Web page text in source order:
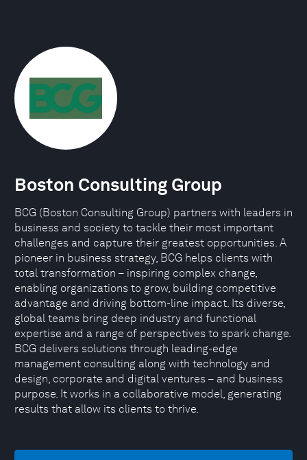
Boston Consulting Group
BCG (Boston Consulting Group) partners with leaders in
business and society to tackle their most important
challenges and capture their greatest opportunities. A
pioneer in business strategy, BCG helps clients with
total transformation – inspiring complex change,
enabling organizations to grow, building competitive
advantage and driving bottom-line impact. Its diverse,
global teams bring deep industry and functional
expertise and a range of perspectives to spark change.
BCG delivers solutions through leading-edge
management consulting along with technology and
design, corporate and digital ventures – and business
purpose. It works in a collaborative model, generating
results that allow its clients to thrive.